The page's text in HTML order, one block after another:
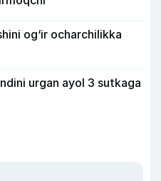
og‘ir ocharchilikka
urgan ayol 3 sutkaga